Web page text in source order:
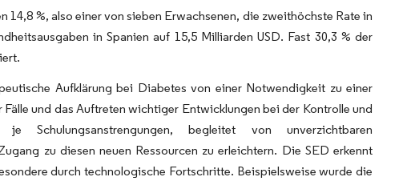
%, also einer von sieben Erwachsenen, die zweithöchste Rate in
in Spanien auf 15,5 Milliarden USD. Fast 30,3 % der
Aufklärung bei Diabetes von einer Notwendigkeit zu einer
und das Auftreten wichtiger Entwicklungen bei der Kontrolle und
begleitet von unverzichtbaren
zu diesen neuen Ressourcen zu erleichtern. Die SED erkennt
durch technologische Fortschritte. Beispielsweise wurde die